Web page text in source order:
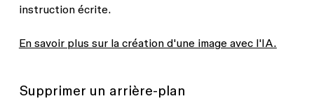
instruction écrite.
En savoir plus sur la création d'une image avec l'IA.
Supprimer un arrière-plan